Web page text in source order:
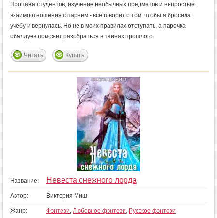
Пропажа студентов, изучение необычных предметов и непростые
взаимоотношения с парнем - всё говорит о том, чтобы я бросила
учебу и вернулась. Но не в моих правилах отступать, а парочка
обалдуев поможет разобраться в тайнах прошлого.
Читать Купить
Название: Невеста снежного лорда
Автор: Виктория Миш
Жанр: Фэнтези, Любовное фэнтези, Русское фэнтези